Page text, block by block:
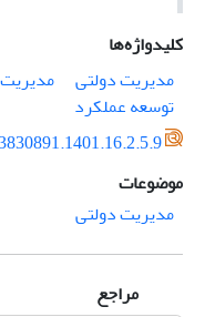
کلیدواژه‌ها
مدیریت دولتی
توسعه عملکرد
موضوعات
مدیریت دولتی
مراجع